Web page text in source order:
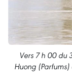
Vers 7 h 00 du
Huong (Parfums)